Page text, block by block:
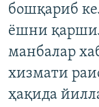
бошқариб
ёшни
манбалар
хизмати
ҳақида